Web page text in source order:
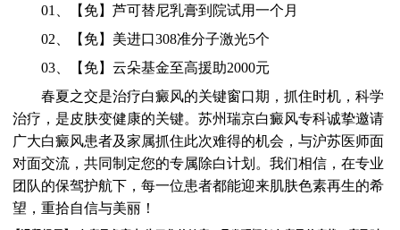
01、【免】芦可替尼乳膏到院试用一个月
02、【免】美进口308准分子激光5个
03、【免】云朵基金至高援助2000元
春夏之交是治疗白癜风的关键窗口期，抓住时机，科学
治疗，是皮肤变健康的关键。苏州瑞京白癜风专科诚挚邀请
广大白癜风患者及家属抓住此次难得的机会，与沪苏医师面
对面交流，共同制定您的专属除白计划。我们相信，在专业
团队的保驾护航下，每一位患者都能迎来肌肤色素再生的希
望，重拾自信与美丽！